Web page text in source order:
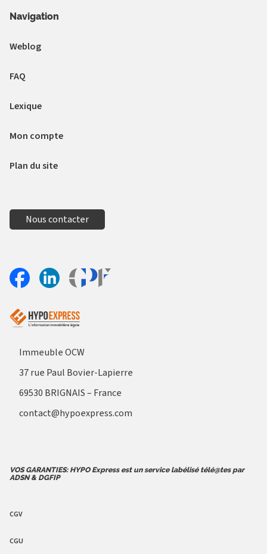
Navigation
Weblog
FAQ
Lexique
Mon compte
Plan du site
Nous contacter
Immeuble OCW
37 rue Paul Bovier-Lapierre
69530 BRIGNAIS – France
contact@hypoexpress.com
VOS GARANTIES: HYPO Express est un service labélisé télé@tes par
ADSN & DGFIP
CGV
CGU